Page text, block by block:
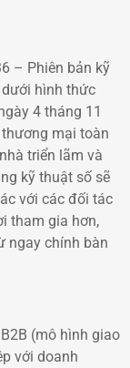
– Phiên bản kỹ
hình thức
4 tháng 11
mại toàn
triển lãm và
kỹ thuật số sẽ
với các đối tác
tham gia hơn,
ngay chính bàn
(mô hình giao
với doanh